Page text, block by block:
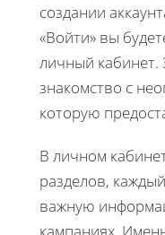
создании
«Войти» вы
личный кабинет.
знакомство с
которую
В личном
разделов,
важную
кампаниях.